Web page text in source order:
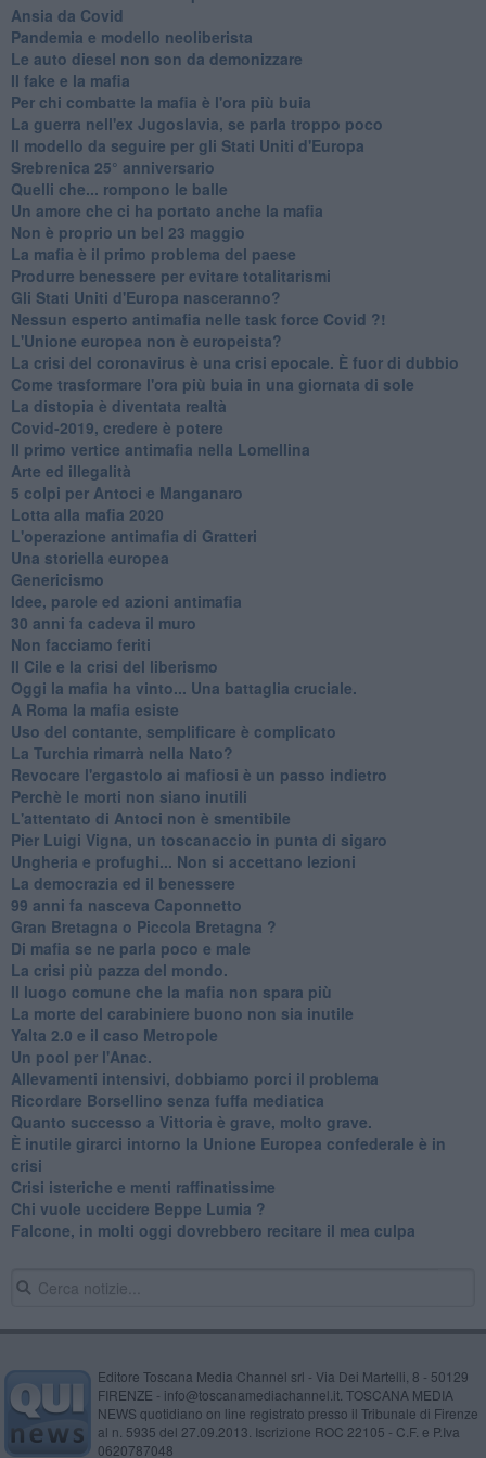
Ansia da Covid
Pandemia e modello neoliberista
Le auto diesel non son da demonizzare
​Il fake e la mafia
Per chi combatte la mafia è l'ora più buia
La guerra nell'ex Jugoslavia, se parla troppo poco
Il modello da seguire per gli Stati Uniti d'Europa
Srebrenica 25° anniversario
Quelli che... rompono le balle
Un amore che ci ha portato anche la mafia
Non è proprio un bel 23 maggio
La mafia è il primo problema del paese
Produrre benessere per evitare totalitarismi
Gli Stati Uniti d'Europa nasceranno?
Nessun esperto antimafia nelle task force Covid ?!
L'Unione europea non è europeista?
La crisi del coronavirus è una crisi epocale. È fuor di dubbio
Come trasformare l'ora più buia in una giornata di sole
​La distopia è diventata realtà
Covid-2019, credere è potere
Il primo vertice antimafia nella Lomellina
Arte ed illegalità
​5 colpi per Antoci e Manganaro
Lotta alla mafia 2020
L'operazione antimafia di Gratteri
Una storiella europea
Genericismo
Idee, parole ed azioni antimafia
30 anni fa cadeva il muro
Non facciamo feriti
Il Cile e la crisi del liberismo
Oggi la mafia ha vinto... Una battaglia cruciale.
A Roma la mafia esiste
Uso del contante, semplificare è complicato
La Turchia rimarrà nella Nato?
Revocare l'ergastolo ai mafiosi è un passo indietro
Perchè le morti non siano inutili
L'attentato di Antoci non è smentibile
Pier Luigi Vigna, un toscanaccio in punta di sigaro
Ungheria e profughi... Non si accettano lezioni
La democrazia ed il benessere
99 anni fa nasceva Caponnetto
Gran Bretagna o Piccola Bretagna ?
Di mafia se ne parla poco e male
La crisi più pazza del mondo.
Il luogo comune che la mafia non spara più
La morte del carabiniere buono non sia inutile
Yalta 2.0 e il caso Metropole
​Un pool per l'Anac.
Allevamenti intensivi, dobbiamo porci il problema
Ricordare Borsellino senza fuffa mediatica
​Quanto successo a Vittoria è grave, molto grave.
​È inutile girarci intorno la Unione Europea confederale è in
crisi
Crisi isteriche e menti raffinatissime
Chi vuole uccidere Beppe Lumia ?
Falcone, in molti oggi dovrebbero recitare il mea culpa
Editore Toscana Media Channel srl - Via Dei Martelli, 8 - 50129
FIRENZE - info@toscanamediachannel.it. TOSCANA MEDIA
NEWS quotidiano on line registrato presso il Tribunale di Firenze
al n. 5935 del 27.09.2013. Iscrizione ROC 22105 - C.F. e P.Iva
0620787048